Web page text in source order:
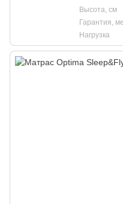
Высота, см
Гарантия,
Нагрузка